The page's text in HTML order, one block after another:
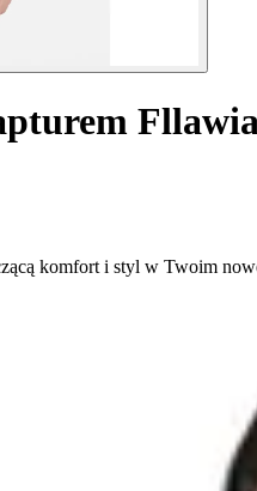
komfort i styl w Twoim